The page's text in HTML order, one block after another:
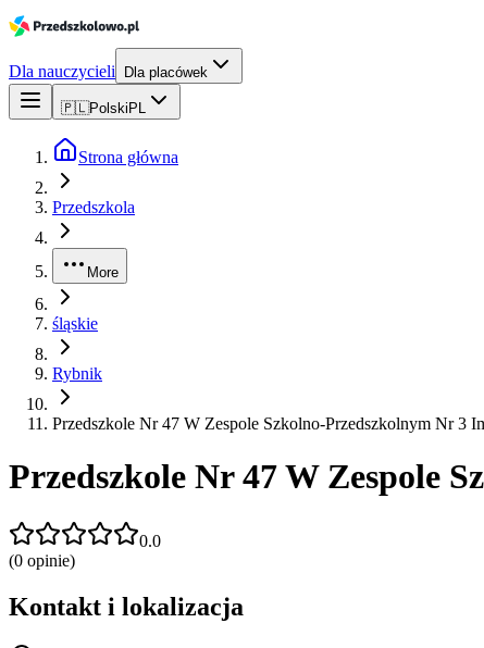
Dla nauczycieli Dla placówek
🇵🇱Polski PL
Strona główna
Przedszkola
More
śląskie
Rybnik
Przedszkole Nr 47 W Zespole Szkolno-Przedszkolnym Nr 3
Przedszkole Nr 47 W Zespole
0.0
(0 opinie)
Kontakt i lokalizacja